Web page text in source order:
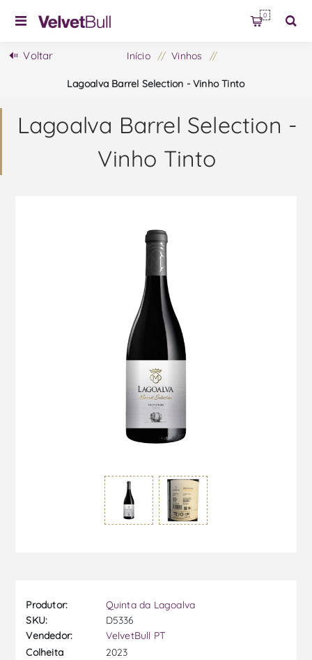
0
Voltar Início / Vinhos /
Lagoalva Barrel Selection - Vinho Tinto
Lagoalva Barrel Selection -
Vinho Tinto
Produtor:
Quinta da Lagoalva
SKU:
D5336
Vendedor:
VelvetBull PT
Colheita
2023